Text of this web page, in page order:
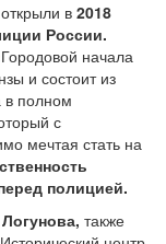
в 2018
России.
начала
и состоит из
в полном
с
мечтая стать на
полицией.
также